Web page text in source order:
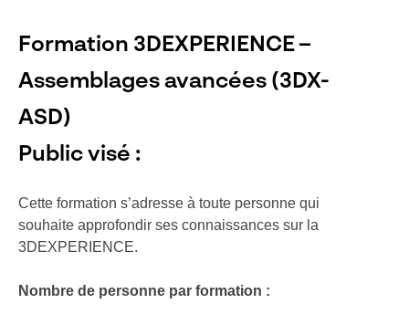
Formation 3DEXPERIENCE –
Assemblages avancées (3DX-
ASD)
Public visé :
Cette formation s’adresse à toute personne qui
souhaite approfondir ses connaissances sur la
3DEXPERIENCE.
Nombre de personne par formation :